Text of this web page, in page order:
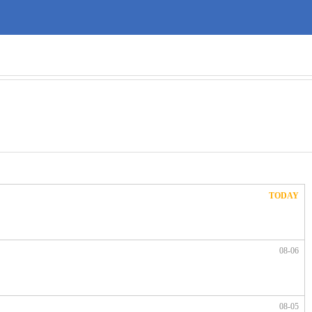
TODAY
08-06
08-05